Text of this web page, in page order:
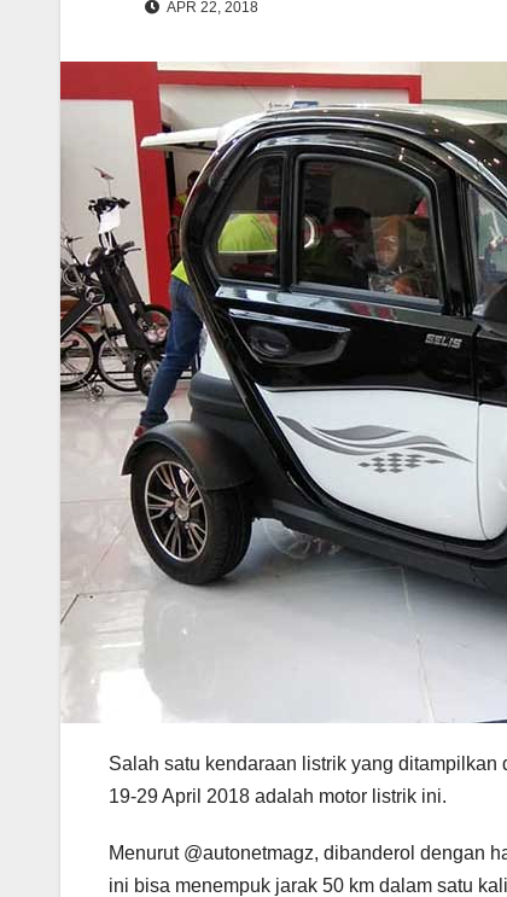
APR 22, 2018
Salah satu kendaraan listrik yang
19-29 April 2018 adalah motor listrik ini.
Menurut @autonetmagz, dibanderol dengan
ini bisa menempuk jarak 50 km dalam satu